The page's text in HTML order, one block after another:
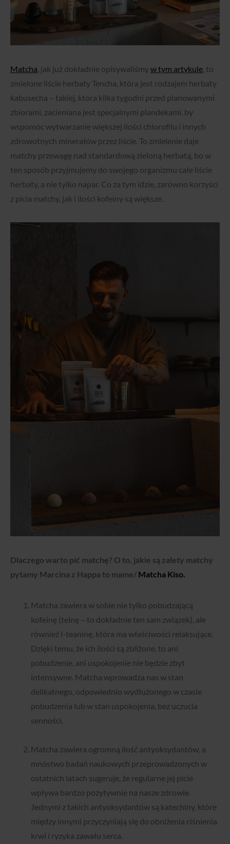
Matcha , jak już dokładnie opisywaliśmyw tym artykule , to
zmielone liście herbaty Tencha, która jest rodzajem herbaty
kabusecha – takiej, która kilka tygodni przed planowanymi
zbiorami, zacieniana jest specjalnymi plandekami, by
wspomóc wytwarzanie większej ilości chlorofilu i innych
zdrowotnych minerałów przez liście. To zmielenie daje
matchy przewagę nad standardową zieloną herbatą, bo w
ten sposób przyjmujemy do swojego organizmu całe liście
herbaty, a nie tylko napar. Co za tym idzie, zarówno korzyści
z picia matchy, jak i ilości kofeiny są większe.
Dlaczego warto pić matchę? O to, jakie są zalety matchy
pytamy Marcina z Happa to mame/ Matcha Kiso.
Matcha zawiera w sobie nie tylko pobudzającą
kofeinę (teinę – to dokładnie ten sam związek), ale
również l-teaninę, która ma właściwości relaksujące.
Dzięki temu, że ich ilości są zbliżone, to ani
pobudzenie, ani uspokojenie nie będzie zbyt
intensywne. Matcha wprowadza nas w stan
delikatnego, odpowiednio wydłużonego w czasie
pobudzenia lub w stan uspokojenia, bez uczucia
senności.
Matcha zawiera ogromną ilość antyoksydantów, a
mnóstwo badań naukowych przeprowadzonych w
ostatnich latach sugeruje, że regularne jej picie
wpływa bardzo pozytywnie na nasze zdrowie.
Jednymi z takich antyoksydantów są katechiny, które
między innymi przyczyniają się do obniżenia ciśnienia
krwi i ryzyka zawału serca.